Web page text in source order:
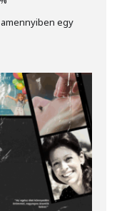
amennyiben egy